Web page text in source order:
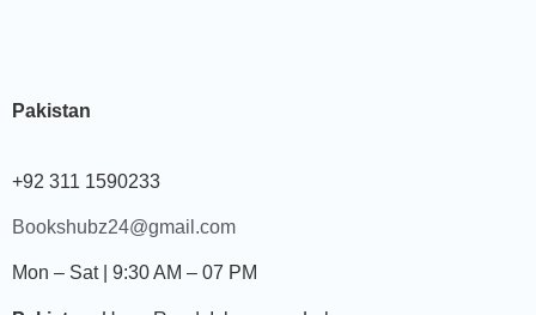
Pakistan
+92 311 1590233
Bookshubz24@gmail.com
Mon – Sat | 9:30 AM – 07 PM